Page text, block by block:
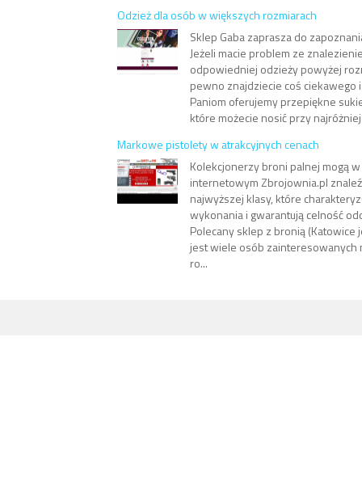
Odzież dla osób w większych rozmiarach
Sklep Gaba zaprasza do
Jeżeli macie problem ze
odpowiedniej odzieży powyżej
pewno znajdziecie coś ciekawego
Paniom oferujemy przepiękne
które możecie nosić przy
Markowe pistolety w atrakcyjnych cenach
Kolekcjonerzy broni palnej mogą
internetowym Zbrojownia.pl
najwyższej klasy, które
wykonania i gwarantują celność
Polecany sklep z bronią (Katowice
jest wiele osób zainteresowanych
ro...